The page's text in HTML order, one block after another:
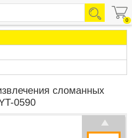
0
сломанных
0590